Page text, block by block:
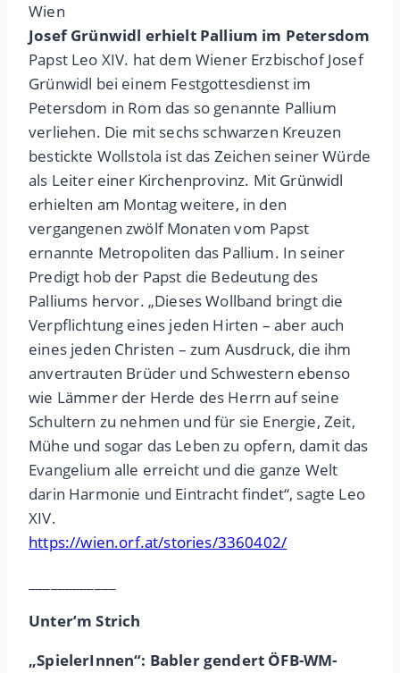
Wien
Josef Grünwidl erhielt Pallium im Petersdom
Papst Leo XIV. hat dem Wiener Erzbischof Josef
Grünwidl bei einem Festgottesdienst im
Petersdom in Rom das so genannte Pallium
verliehen. Die mit sechs schwarzen Kreuzen
bestickte Wollstola ist das Zeichen seiner Würde
als Leiter einer Kirchenprovinz. Mit Grünwidl
erhielten am Montag weitere, in den
vergangenen zwölf Monaten vom Papst
ernannte Metropoliten das Pallium. In seiner
Predigt hob der Papst die Bedeutung des
Palliums hervor. „Dieses Wollband bringt die
Verpflichtung eines jeden Hirten – aber auch
eines jeden Christen – zum Ausdruck, die ihm
anvertrauten Brüder und Schwestern ebenso
wie Lämmer der Herde des Herrn auf seine
Schultern zu nehmen und für sie Energie, Zeit,
Mühe und sogar das Leben zu opfern, damit das
Evangelium alle erreicht und die ganze Welt
darin Harmonie und Eintracht findet“, sagte Leo
XIV.
https://wien.orf.at/stories/3360402/
Unter’m Strich
„SpielerInnen“: Babler gendert ÖFB-WM-